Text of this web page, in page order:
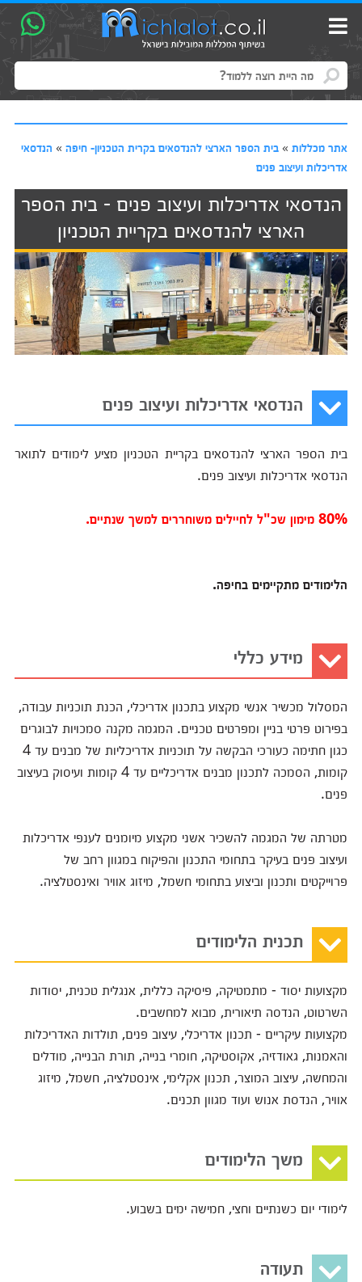
אתר מכללות» בית הספר הארצי להנדסאים בקרית הטכניון- חיפה» הנדסאי
אדריכלות ועיצוב פנים
הנדסאי אדריכלות ועיצוב פנים - בית הספר
הארצי להנדסאים בקריית הטכניון
הנדסאי אדריכלות ועיצוב פנים
בית הספר הארצי להנדסאים בקריית הטכניון מציע לימודים לתואר
הנדסאי אדריכלות ועיצוב פנים.
80% מימון שכ"ל לחיילים משוחררים למשך שנתיים.
הלימודים מתקיימים בחיפה.
מידע כללי
המסלול מכשיר אנשי מקצוע בתכנון אדריכלי, הכנת תוכניות עבודה,
בפירוט פרטי בניין ומפרטים טכניים. המגמה מקנה סמכויות לבוגרים
כגון חתימה כעורכי הבקשה על תוכניות אדריכליות של מבנים עד 4
קומות, הסמכה לתכנון מבנים אדריכליים עד 4 קומות ועיסוק בעיצוב
פנים.
מטרתה של המגמה להשכיר אשני מקצוע מיומנים לענפי אדריכלות
ועיצוב פנים בעיקר בתחומי התכנון והפיקוח במגוון רחב של
פרוייקטים ותכנון וביצוע בתחומי חשמל, מיזוג אוויר ואינסטלציה.
תכנית הלימודים
מקצועות יסוד - מתמטיקה, פיסיקה כללית, אנגלית טכנית, יסודות
השרטוט, הנדסה תיאורית, מבוא למחשבים.
מקצועות עיקריים - תכנון אדריכלי, עיצוב פנים, תולדות האדריכלות
והאמנות, גאודזיה, אקוסטיקה, חומרי בנייה, תורת הבנייה, מודלים
והמחשה, עיצוב המוצר, תכנון אקלימי, אינסטלציה, חשמל, מיזוג
אוויר, הנדסת אנוש ועוד מגוון תכנים.
משך הלימודים
לימודי יום כשנתיים וחצי, חמישה ימים בשבוע.
תעודה